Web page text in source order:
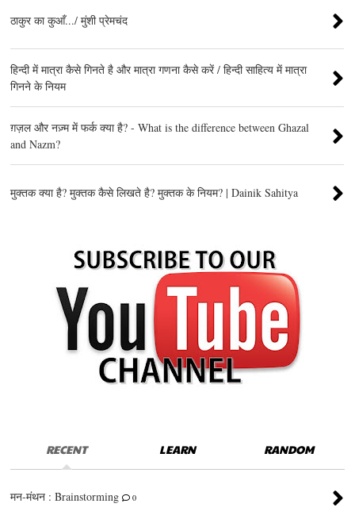
ठाकुर का कुआँ.../ मुंशी प्रेमचंद
हिन्दी में मात्रा कैसे गिनते है और मात्रा गणना कैसे करें / हिन्दी साहित्य में मात्रा
गिनने के नियम
ग़ज़ल और नज़्म में फर्क क्या है? - What is the difference between Ghazal
and Nazm?
मुक्तक क्या है? मुक्तक कैसे लिखते है? मुक्तक के नियम? | Dainik Sahitya
RECENT LEARN RANDOM
मन-मंथन : Brainstorming 0